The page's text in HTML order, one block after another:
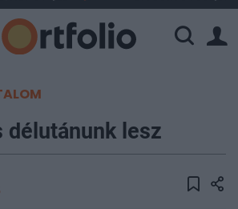
délutánunk lesz